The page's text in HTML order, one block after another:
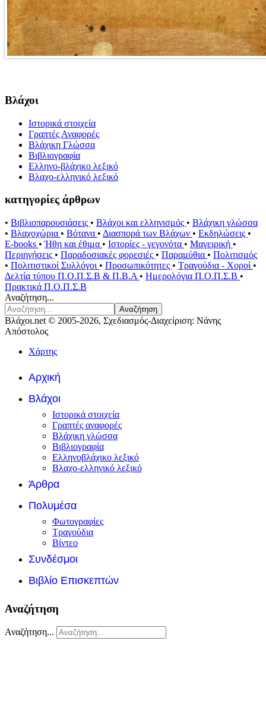
Βλάχοι
Ιστορικά στοιχεία
Γραπτές Αναφορές
Βλάχικη Γλώσσα
Βιβλιογραφία
Ελληνο-βλάχικο λεξικό
Βλαχο-ελληνικό λεξικό
κατηγορίες άρθρων
• Βιβλιοπαρουσιάσεις • Βλάχοι και ελληνισμός • Βλάχικη γλώσσα
• Βλαχοχώρια • Βότανα • Διασπορά των Βλάχων • Εκδηλώσεις •
E-books •Ήθη και έθιμα • Ιστορίες - γεγονότα • Μαγειρική •
Περιηγήσεις • Παραδοσιακές φορεσιές • Παραμύθια • Πολιτισμός
• Πολιτιστικοί Συλλόγοι • Προσωπικότητες • Τραγούδια - Χοροί •
Δελτία τύπου Π.Ο.Π.Σ.Β & Π.Β.Α • Ημερολόγια Π.Ο.Π.Σ.Β •
Πρακτικά Π.Ο.Π.Σ.Β
Αναζήτηση...
Αναζήτηση
Βλάχοι.net © 2005-2026, Σχεδιασμός-Διαχείριση: Νάνης
Απόστολος
Χάρτης
Αρχική
Βλάχοι
Ιστορικά στοιχεία
Γραπτές αναφορές
Βλάχικη γλώσσα
Βιβλιογραφία
Ελληνοβλάχικο λεξικό
Βλαχο-ελληνικό λεξικό
Άρθρα
Πολυμέσα
Φωτογραφίες
Τραγούδια
Βίντεο
Συνδέσμοι
Βιβλίο Επισκεπτών
Αναζήτηση
Αναζήτηση...